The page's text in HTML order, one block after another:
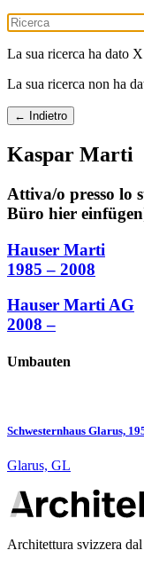
La sua ricerca ha dato
La sua ricerca non ha
← Indietro
Kaspar Marti
Attiva/o presso lo
Büro hier
Hauser Marti
1985 – 2008
Hauser Marti AG
2008 –
Umbauten
Schwesternhaus Glarus,
Glarus, GL
Architettura svizzera